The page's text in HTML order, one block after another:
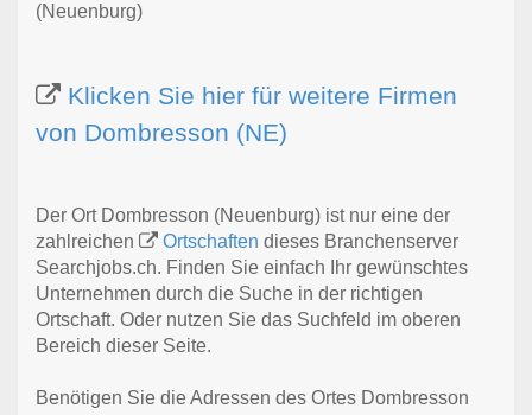
(Neuenburg)
Klicken Sie hier für weitere Firmen
von Dombresson (NE)
Der Ort Dombresson (Neuenburg) ist nur eine der
zahlreichen
Ortschaften dieses Branchenserver
Searchjobs.ch. Finden Sie einfach Ihr gewünschtes
Unternehmen durch die Suche in der richtigen
Ortschaft. Oder nutzen Sie das Suchfeld im oberen
Bereich dieser Seite.
Benötigen Sie die Adressen des Ortes Dombresson